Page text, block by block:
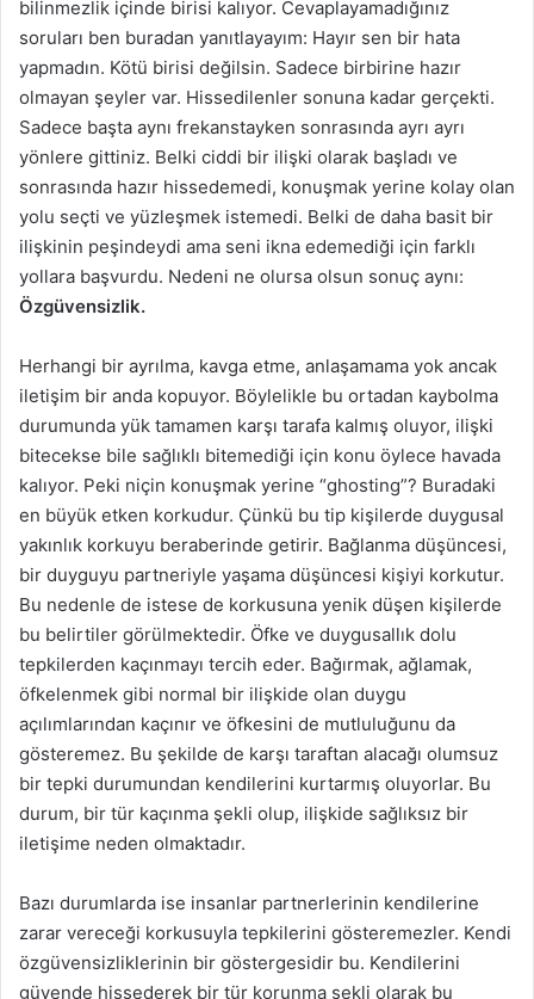
bilinmezlik içinde birisi kalıyor. Cevaplayamadığınız
soruları ben buradan yanıtlayayım: Hayır sen bir hata
yapmadın. Kötü birisi değilsin. Sadece birbirine hazır
olmayan şeyler var. Hissedilenler sonuna kadar gerçekti.
Sadece başta aynı frekanstayken sonrasında ayrı ayrı
yönlere gittiniz. Belki ciddi bir ilişki olarak başladı ve
sonrasında hazır hissedemedi, konuşmak yerine kolay olan
yolu seçti ve yüzleşmek istemedi. Belki de daha basit bir
ilişkinin peşindeydi ama seni ikna edemediği için farklı
yollara başvurdu. Nedeni ne olursa olsun sonuç aynı:
Özgüvensizlik.
Herhangi bir ayrılma, kavga etme, anlaşamama yok ancak
iletişim bir anda kopuyor. Böylelikle bu ortadan kaybolma
durumunda yük tamamen karşı tarafa kalmış oluyor, ilişki
bitecekse bile sağlıklı bitemediği için konu öylece havada
kalıyor. Peki niçin konuşmak yerine “ghosting”? Buradaki
en büyük etken korkudur. Çünkü bu tip kişilerde duygusal
yakınlık korkuyu beraberinde getirir. Bağlanma düşüncesi,
bir duyguyu partneriyle yaşama düşüncesi kişiyi korkutur.
Bu nedenle de istese de korkusuna yenik düşen kişilerde
bu belirtiler görülmektedir. Öfke ve duygusallık dolu
tepkilerden kaçınmayı tercih eder. Bağırmak, ağlamak,
öfkelenmek gibi normal bir ilişkide olan duygu
açılımlarından kaçınır ve öfkesini de mutluluğunu da
gösteremez. Bu şekilde de karşı taraftan alacağı olumsuz
bir tepki durumundan kendilerini kurtarmış oluyorlar. Bu
durum, bir tür kaçınma şekli olup, ilişkide sağlıksız bir
iletişime neden olmaktadır.
Bazı durumlarda ise insanlar partnerlerinin kendilerine
zarar vereceği korkusuyla tepkilerini gösteremezler. Kendi
özgüvensizliklerinin bir göstergesidir bu. Kendilerini
güvende hissederek bir tür korunma şekli olarak bu